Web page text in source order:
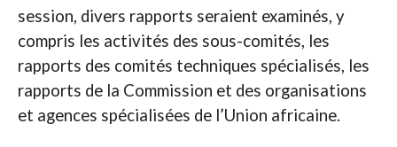
session, divers rapports seraient examinés, y
compris les activités des sous-comités, les
rapports des comités techniques spécialisés, les
rapports de la Commission et des organisations
et agences spécialisées de l’Union africaine.